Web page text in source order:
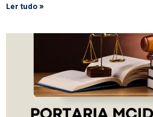
Ler tudo »